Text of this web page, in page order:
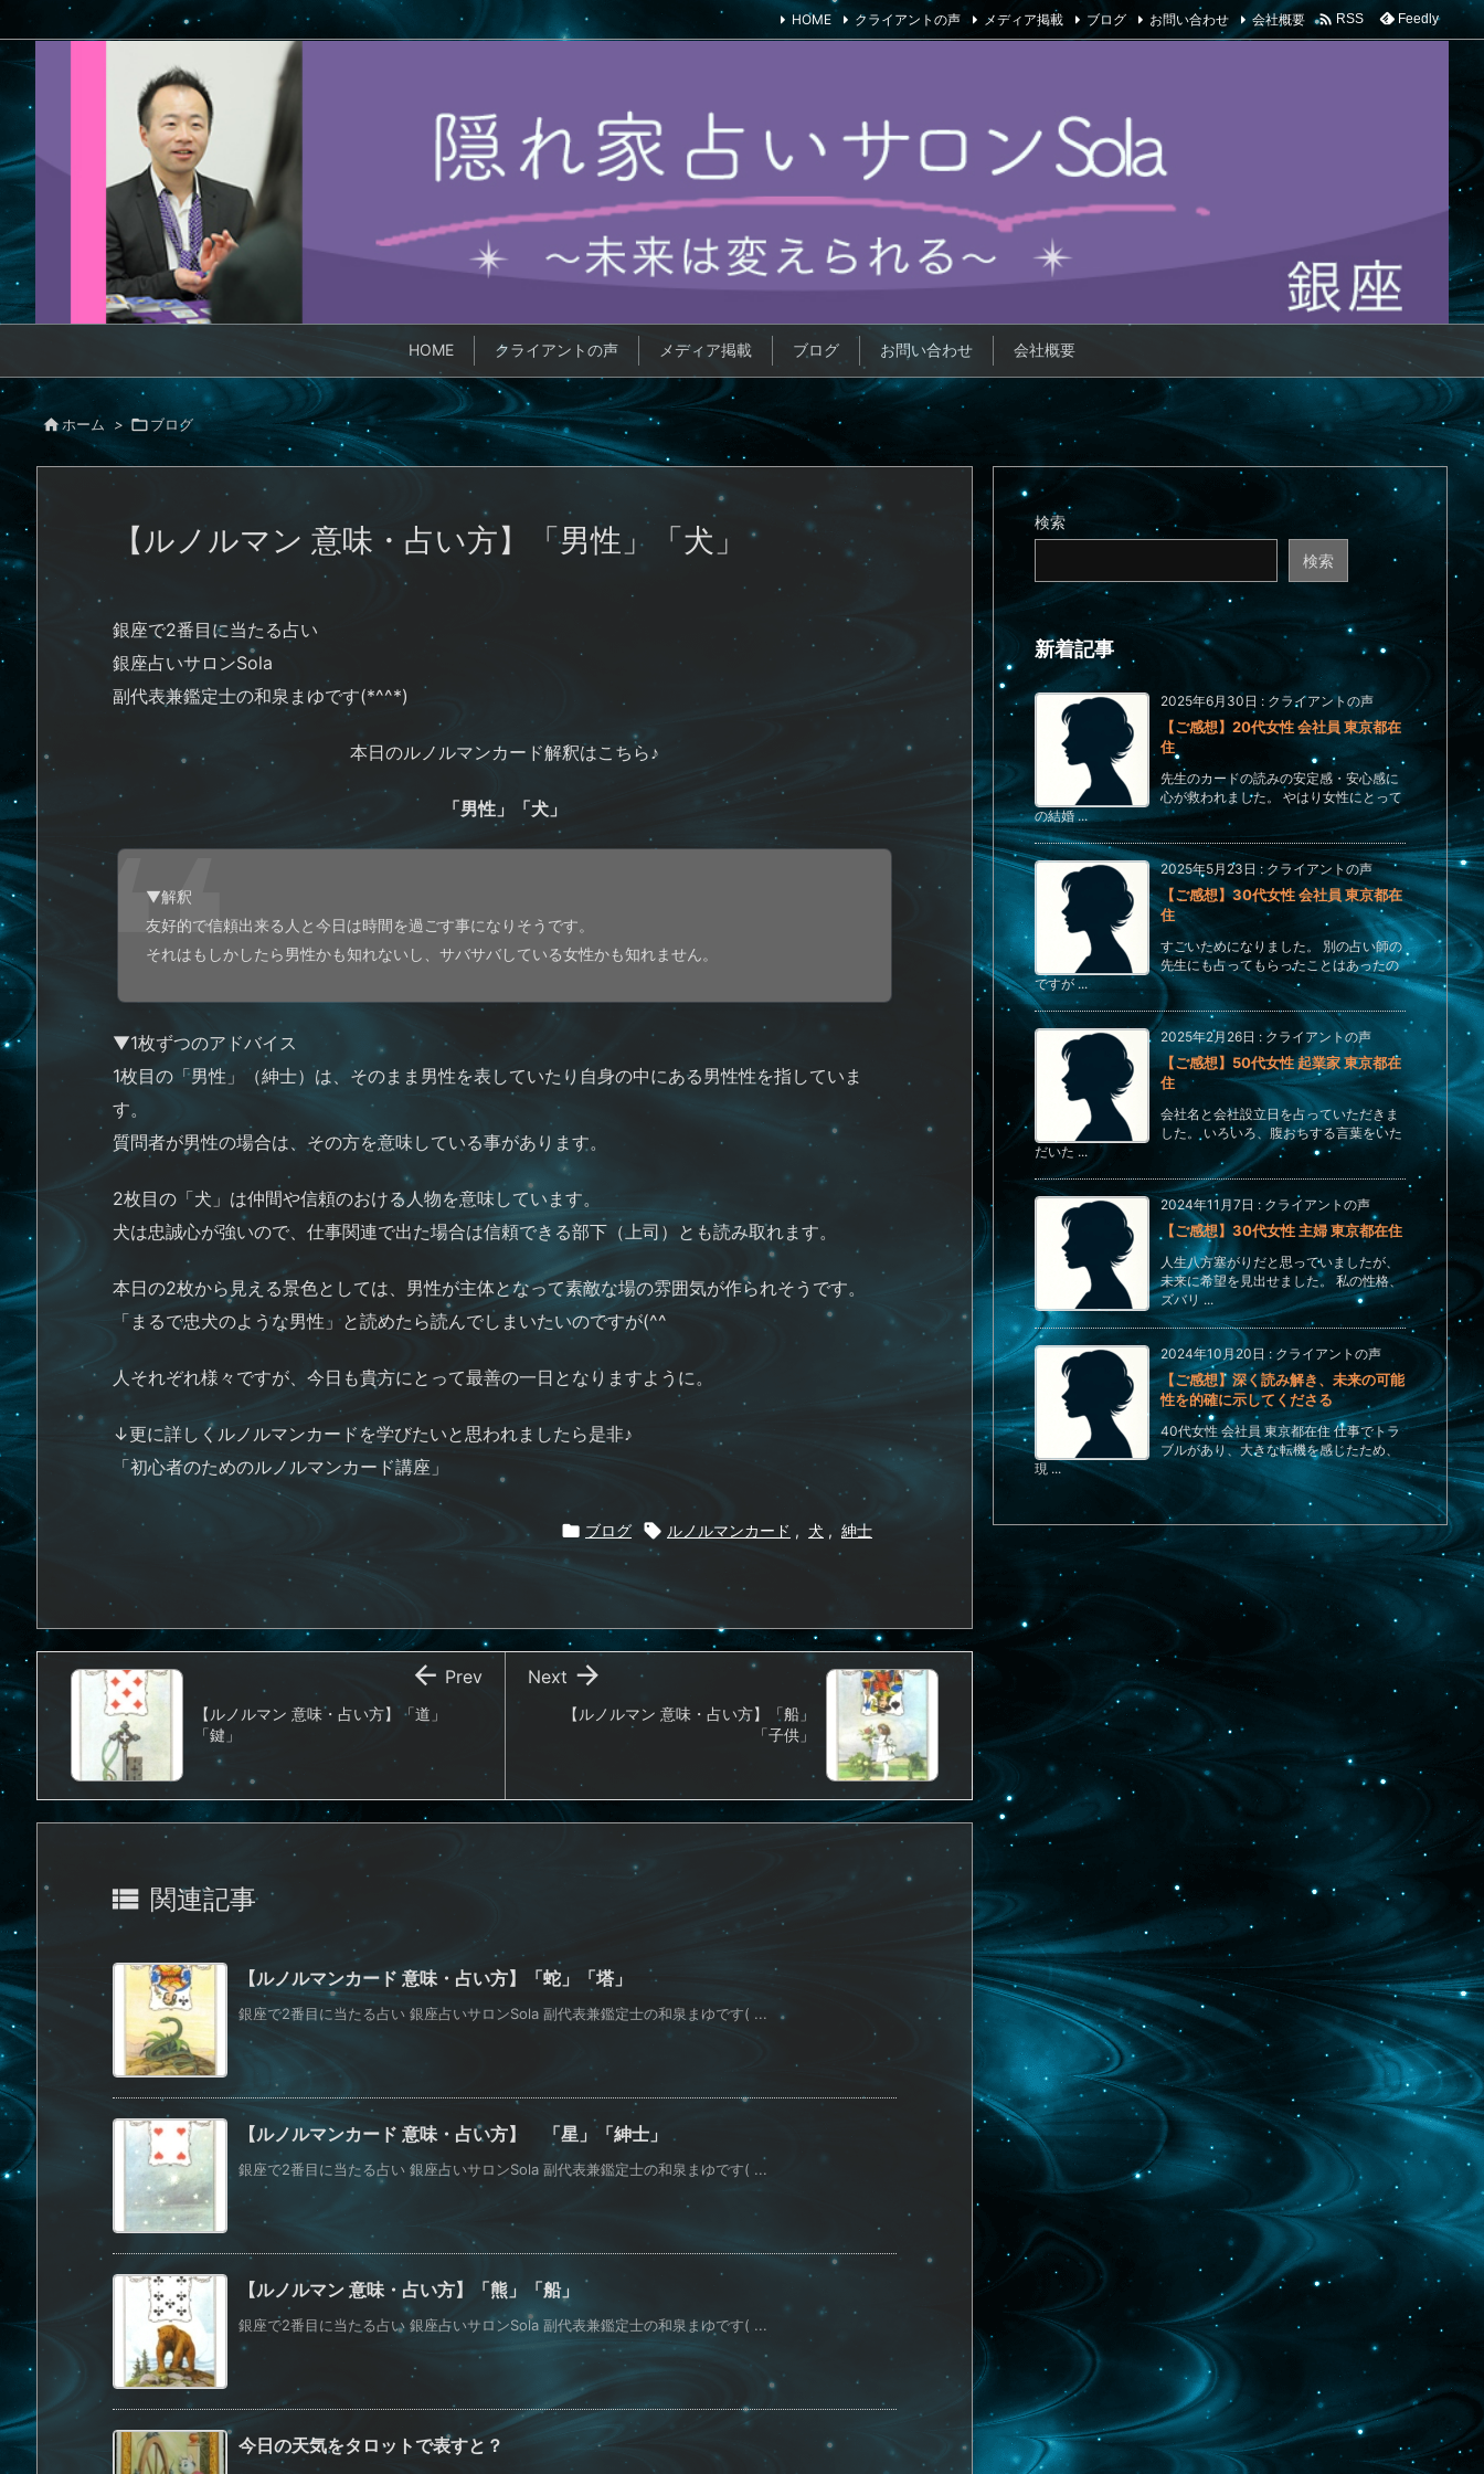
HOME クライアントの声 メディア掲載 ブログ お問い合わせ 会社概要
HOME クライアントの声 メディア掲載 ブログ お問い合わせ 会社概要  RSS Feedly
ホーム > ブログ
【ルノルマン 意味・占い方】「男性」「犬」
銀座で2番目に当たる占い
銀座占いサロンSola
副代表兼鑑定士の和泉まゆです(*^^*)
本日のルノルマンカード解釈はこちら♪
「男性」「犬」
▼解釈
友好的で信頼出来る人と今日は時間を過ごす事になりそうです。
それはもしかしたら男性かも知れないし、サバサバしている女性かも知れません。
▼1枚ずつのアドバイス
1枚目の「男性」（紳士）は、そのまま男性を表していたり自身の中にある男性性を指していま
す。
質問者が男性の場合は、その方を意味している事があります。
2枚目の「犬」は仲間や信頼のおける人物を意味しています。
犬は忠誠心が強いので、仕事関連で出た場合は信頼できる部下（上司）とも読み取れます。
本日の2枚から見える景色としては、男性が主体となって素敵な場の雰囲気が作られそうです。
「まるで忠犬のような男性」と読めたら読んでしまいたいのですが(^^ゞ
人それぞれ様々ですが、今日も貴方にとって最善の一日となりますように。
↓更に詳しくルノルマンカードを学びたいと思われましたら是非♪
「初心者のためのルノルマンカード講座」
 ブログ  ルノルマンカード , 犬 , 紳士
【ルノルマン 意味・占い方】「船」
「子供」

Next
【ルノルマン 意味・占い方】「道」
「鍵」
 Prev
 関連記事
【ルノルマンカード 意味・占い方】「蛇」「塔」
銀座で2番目に当たる占い 銀座占いサロンSola 副代表兼鑑定士の和泉まゆです( ...
【ルノルマンカード 意味・占い方】 「星」「紳士」
銀座で2番目に当たる占い 銀座占いサロンSola 副代表兼鑑定士の和泉まゆです( ...
【ルノルマン 意味・占い方】「熊」「船」
銀座で2番目に当たる占い 銀座占いサロンSola 副代表兼鑑定士の和泉まゆです( ...
今日の天気をタロットで表すと？
検索
検索
新着記事
2025年6月30日 : クライアントの声
【ご感想】20代女性 会社員 東京都在
住
先生のカードの読みの安定感・安心感に
心が救われました。 やはり女性にとって
の結婚 ...
2025年5月23日 : クライアントの声
【ご感想】30代女性 会社員 東京都在
住
すごいためになりました。 別の占い師の
先生にも占ってもらったことはあったの
ですが ...
2025年2月26日 : クライアントの声
【ご感想】50代女性 起業家 東京都在
住
会社名と会社設立日を占っていただきま
した。 いろいろ、腹おちする言葉をいた
だいた ...
2024年11月7日 : クライアントの声
【ご感想】30代女性 主婦 東京都在住
人生八方塞がりだと思っていましたが、
未来に希望を見出せました。 私の性格、
ズバリ ...
2024年10月20日 : クライアントの声
【ご感想】深く読み解き、未来の可能
性を的確に示してくださる
40代女性 会社員 東京都在住 仕事でトラ
ブルがあり、大きな転機を感じたため、
現 ...